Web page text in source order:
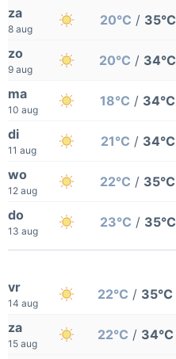
za
8 aug
20°C / 35°C
zo
9 aug
20°C / 34°C
ma
10 aug
18°C / 34°C
di
11 aug
21°C / 34°C
wo
12 aug
22°C / 35°C
do
13 aug
23°C / 35°C
vr
14 aug
22°C / 35°C
za
15 aug
22°C / 34°C